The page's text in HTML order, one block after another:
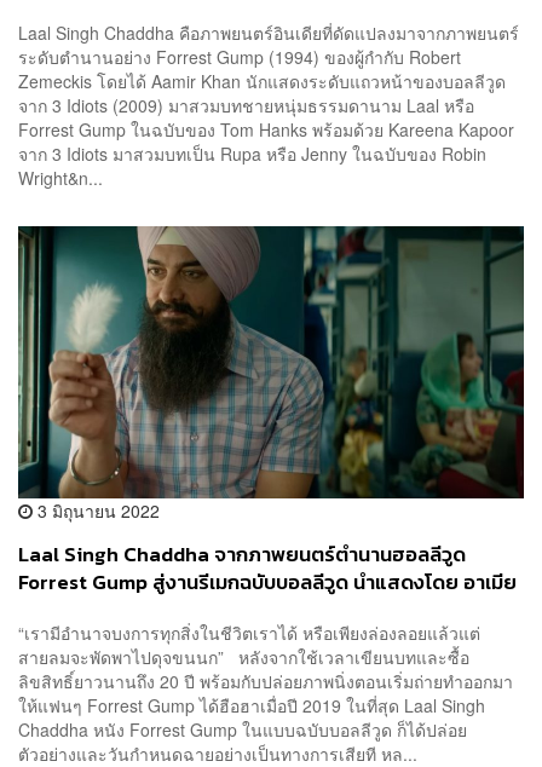
Laal Singh Chaddha คือภาพยนตร์อินเดียที่ดัดแปลงมาจากภาพยนตร์
ระดับตำนานอย่าง Forrest Gump (1994) ของผู้กำกับ Robert
Zemeckis โดยได้ Aamir Khan นักแสดงระดับแถวหน้าของบอลลีวูด
จาก 3 Idiots (2009) มาสวมบทชายหนุ่มธรรมดานาม Laal หรือ
Forrest Gump ในฉบับของ Tom Hanks พร้อมด้วย Kareena Kapoor
จาก 3 Idiots มาสวมบทเป็น Rupa หรือ Jenny ในฉบับของ Robin
Wright&n...
3 มิถุนายน 2022
Laal Singh Chaddha จากภาพยนตร์ตำนานฮอลลีวูด
Forrest Gump สู่งานรีเมกฉบับบอลลีวูด นำแสดงโดย อาเมีย
“เรามีอำนาจบงการทุกสิ่งในชีวิตเราได้ หรือเพียงล่องลอยแล้วแต่
สายลมจะพัดพาไปดุจขนนก” หลังจากใช้เวลาเขียนบทและซื้อ
ลิขสิทธิ์ยาวนานถึง 20 ปี พร้อมกับปล่อยภาพนิ่งตอนเริ่มถ่ายทำออกมา
ให้แฟนๆ Forrest Gump ได้ฮือฮาเมื่อปี 2019 ในที่สุด Laal Singh
Chaddha หนัง Forrest Gump ในแบบฉบับบอลลีวูด ก็ได้ปล่อย
ตัวอย่างและวันกำหนดฉายอย่างเป็นทางการเสียที หล...